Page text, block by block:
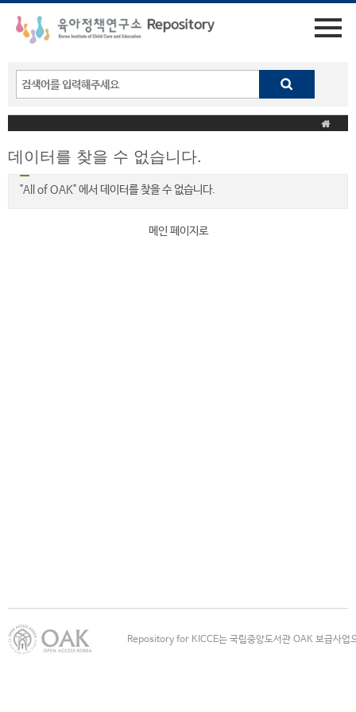
데이터를 찾을 수 없습니다.
"All of OAK" 에서 데이터를 찾을 수 없습니다.
메인 페이지로
Repository for KICCE는 국립중앙도서관 OAK 보급사업